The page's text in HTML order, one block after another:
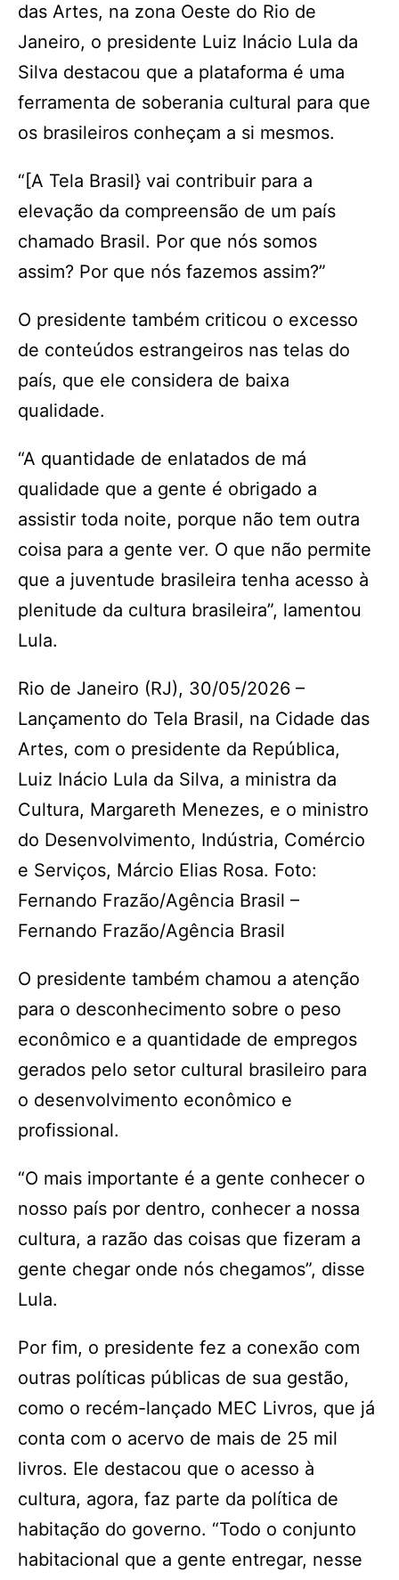
das Artes, na zona Oeste do Rio de
Janeiro, o presidente Luiz Inácio Lula da
Silva destacou que a plataforma é uma
ferramenta de soberania cultural para que
os brasileiros conheçam a si mesmos.
“[A Tela Brasil} vai contribuir para a
elevação da compreensão de um país
chamado Brasil. Por que nós somos
assim? Por que nós fazemos assim?”
O presidente também criticou o excesso
de conteúdos estrangeiros nas telas do
país, que ele considera de baixa
qualidade.
“A quantidade de enlatados de má
qualidade que a gente é obrigado a
assistir toda noite, porque não tem outra
coisa para a gente ver. O que não permite
que a juventude brasileira tenha acesso à
plenitude da cultura brasileira”, lamentou
Lula.
Rio de Janeiro (RJ), 30/05/2026 –
Lançamento do Tela Brasil, na Cidade das
Artes, com o presidente da República,
Luiz Inácio Lula da Silva, a ministra da
Cultura, Margareth Menezes, e o ministro
do Desenvolvimento, Indústria, Comércio
e Serviços, Márcio Elias Rosa. Foto:
Fernando Frazão/Agência Brasil –
Fernando Frazão/Agência Brasil
O presidente também chamou a atenção
para o desconhecimento sobre o peso
econômico e a quantidade de empregos
gerados pelo setor cultural brasileiro para
o desenvolvimento econômico e
profissional.
“O mais importante é a gente conhecer o
nosso país por dentro, conhecer a nossa
cultura, a razão das coisas que fizeram a
gente chegar onde nós chegamos”, disse
Lula.
Por fim, o presidente fez a conexão com
outras políticas públicas de sua gestão,
como o recém-lançado MEC Livros, que já
conta com o acervo de mais de 25 mil
livros. Ele destacou que o acesso à
cultura, agora, faz parte da política de
habitação do governo. “Todo o conjunto
habitacional que a gente entregar, nesse